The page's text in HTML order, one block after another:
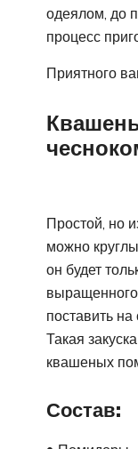
одеялом, до
процесс
Приятного
Простой, но
можно
он будет
поставить на
Такая
квашеных
Состав: